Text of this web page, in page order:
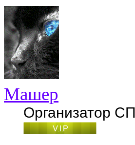
Машер
Организатор СП